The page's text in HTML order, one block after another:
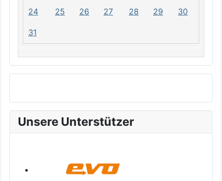
24 25 26 27 28 29 30
31
Unsere Unterstützer